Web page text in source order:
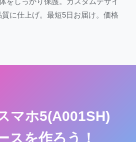
に仕上げ。最短5日お届け。価格
マホ5(A001SH)
スを作ろう！